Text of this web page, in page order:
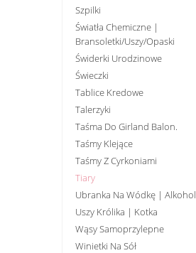
Szpilki
Światła Chemiczne |
Bransoletki/uszy/opaski
Świderki Urodzinowe
Świeczki
Tablice Kredowe
Talerzyki
Taśma Do Girland Balon.
Taśmy Klejące
Taśmy Z Cyrkoniami
Tiary
Ubranka Na Wódkę | Alkohol
Uszy Królika | Kotka
Wąsy Samoprzylepne
Winietki Na Sół